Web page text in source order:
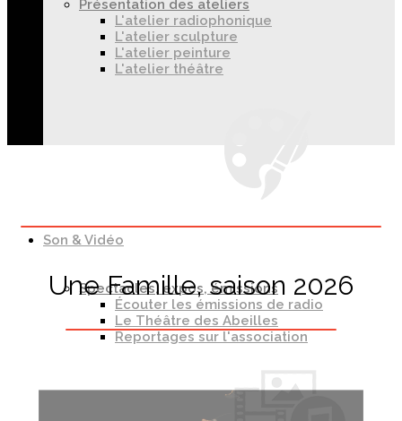
Présentation des ateliers
L'atelier radiophonique
L'atelier sculpture
L'atelier peinture
L'atelier théâtre
Son & Vidéo
Spectacles, expos, émissions
Écouter les émissions de radio
Le Théâtre des Abeilles
Reportages sur l'association
Une Famille, saison 2026